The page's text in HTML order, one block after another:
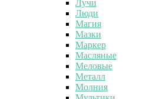
Лучи
Люди
Магия
Мазки
Маркер
Масляные
Меловые
Металл
Молния